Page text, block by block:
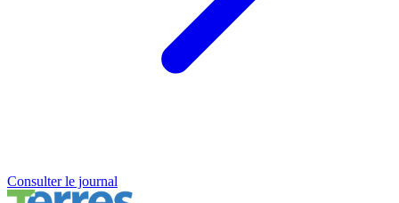
Consulter le journal